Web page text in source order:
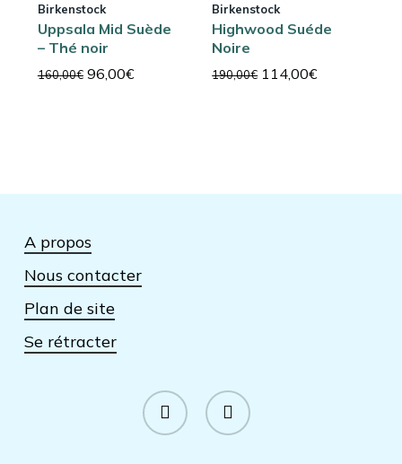
Birkenstock
Uppsala Mid Suède
– Thé noir
160,00€ Le
96,00€Le
Birkenstock
Highwood Suéde
Noire
190,00€ Le
114,00€Le
A propos
Nous contacter
Plan de site
Se rétracter
facebook instagram